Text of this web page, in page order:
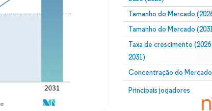
Tamanho do Mercado
Tamanho do Mercado
Taxa de crescimento (2026
2031)
Concentração do Mercado
Principais jogadores
Imagem © Mordor Intelligence.
Imagem © Mordor Intelligence. O reuso requer atribuição conforme CC BY 4.0.